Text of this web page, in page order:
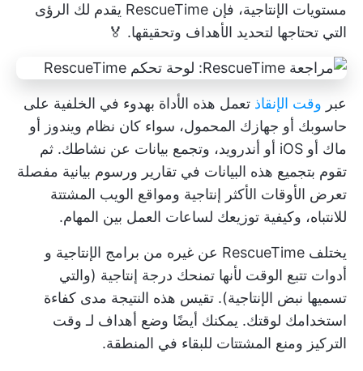
مستويات الإنتاجية، فإن RescueTime يقدم لك الرؤى
التي تحتاجها لتحديد الأهداف وتحقيقها. 🏅
عبر وقت الإنقاذ تعمل هذه الأداة بهدوء في الخلفية على
حاسوبك أو جهازك المحمول، سواء كان نظام ويندوز أو
ماك أو iOS أو أندرويد، وتجمع بيانات عن نشاطك. ثم
تقوم بتجميع هذه البيانات في تقارير ورسوم بيانية مفصلة
تعرض الأوقات الأكثر إنتاجية ومواقع الويب المشتتة
للانتباه، وكيفية توزيعك لساعات العمل بين المهام.
يختلف RescueTime عن غيره من برامج الإنتاجية و
أدوات تتبع الوقت لأنها تمنحك درجة إنتاجية (والتي
تسميها نبض الإنتاجية). تقيس هذه النتيجة مدى كفاءة
استخدامك لوقتك. يمكنك أيضًا وضع أهداف لـ وقت
التركيز ومنع المشتتات للبقاء في المنطقة.